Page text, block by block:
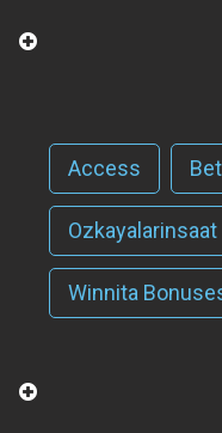
Access
Ozkayalarinsaat
Winnita